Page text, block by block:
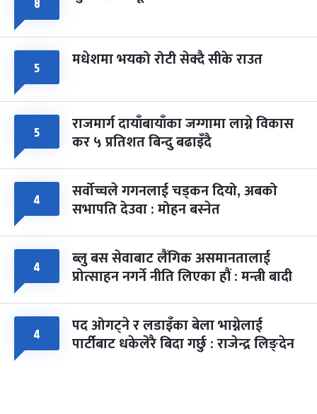
८
५ मधेशमा भयको रोटी सेक्दै सीके राउत
५ राजमार्ग दायाँबायाँका जग्गामा लाग्ने विकास
कर ५ प्रतिशत बिन्दु बढाइँदै
४ सर्वोच्चले गगनलाई चड्कन दियो, अबको
सभापति देउवा : मोहन बस्नेत
४ ब्लु बस सेवाबाट लैंगिक असमानतालाई
प्रोत्साहन नगर्ने नीति लिएका हौं : मन्त्री बादी
४ पद ओगट्ने र लडाइँका बेला भाग्नेलाई
पार्टीबाट धकेलेरै बिदा गर्छु : राजेन्द्र लिङ्देन